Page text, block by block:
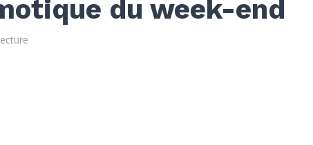
du week-end